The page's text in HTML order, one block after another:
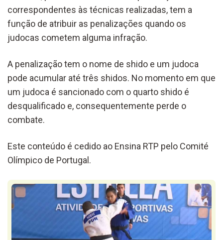
correspondentes às técnicas realizadas, tem a
função de atribuir as penalizações quando os
judocas cometem alguma infração.
A penalização tem o nome de shido e um judoca
pode acumular até três shidos. No momento em que
um judoca é sancionado com o quarto shido é
desqualificado e, consequentemente perde o
combate.
Este conteúdo é cedido ao Ensina RTP pelo Comité
Olímpico de Portugal.